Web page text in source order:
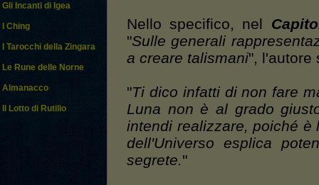
Gli Incanti di Igea
I Ching
I Tarocchi della Zingara
Le Rune delle Norne
Almanacco
Il Lotto di Rutilio
Nello specifico, nel
"Sulle generali
a creare talismani", l'autore
"Ti dico infatti di non fare
Luna non è al grado
intendi realizzare, poiché
dell'Universo esplica
segrete."